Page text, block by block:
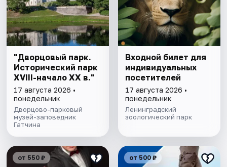
"Дворцовый парк.
Исторический парк
XVIII-начало XX в."
17 августа 2026 •
понедельник
Дворцово-парковый
музей-заповедник
Гатчина
Входной билет для
индивидуальных
посетителей
17 августа 2026 •
понедельник
Ленинградский
зоологический парк
от 550 ₽ от 500 ₽